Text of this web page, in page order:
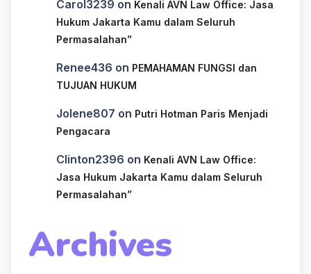
Carol3239 on Kenali AVN Law Office: Jasa
Hukum Jakarta Kamu dalam Seluruh
Permasalahan”
Renee436 on PEMAHAMAN FUNGSI dan
TUJUAN HUKUM
Jolene807 on Putri Hotman Paris Menjadi
Pengacara
Clinton2396 on Kenali AVN Law Office:
Jasa Hukum Jakarta Kamu dalam Seluruh
Permasalahan”
Archives